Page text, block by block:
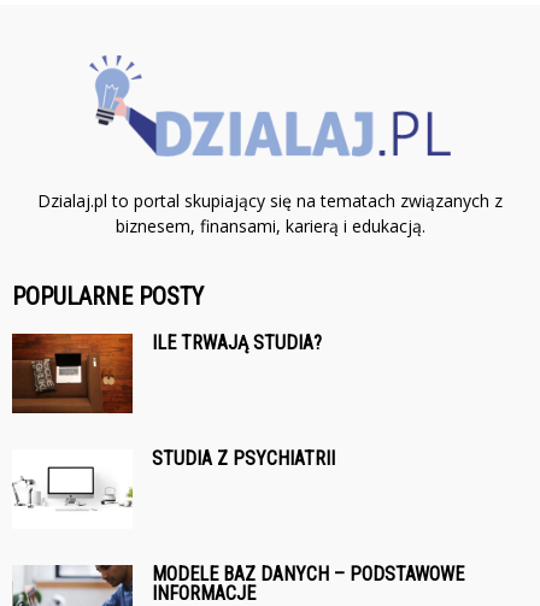
Dzialaj.pl to portal skupiający się na tematach związanych z
biznesem, finansami, karierą i edukacją.
POPULARNE POSTY
ILE TRWAJĄ STUDIA?
STUDIA Z PSYCHIATRII
MODELE BAZ DANYCH – PODSTAWOWE
INFORMACJE